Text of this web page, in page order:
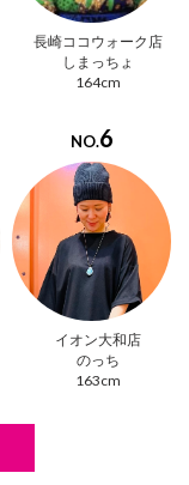
長崎ココウォーク店
しまっちょ
164cm
NO.6
イオン大和店
のっち
163cm